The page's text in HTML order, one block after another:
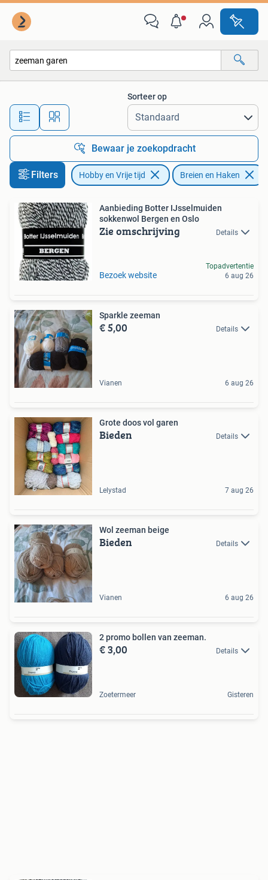
Alle afstanden…
Sorteer op
Bewaar je zoekopdracht
Filters Hobby en Vrije tijd Breien en Haken
Aanbieding Botter IJsselmuiden
sokkenwol Bergen en Oslo
Zie omschrijving Details
Bezoek website
Topadvertentie
6 aug 26
Sparkle zeeman
€ 5,00 Details
Vianen 6 aug 26
Grote doos vol garen
Bieden Details
Lelystad 7 aug 26
Wol zeeman beige
Bieden Details
Vianen 6 aug 26
2 promo bollen van zeeman.
€ 3,00 Details
Zoetermeer Gisteren